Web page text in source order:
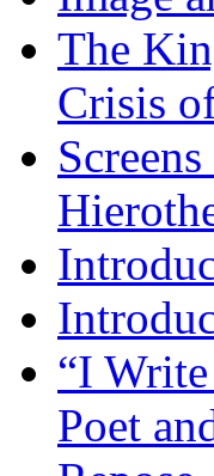
The
Crisis
“I
Poet